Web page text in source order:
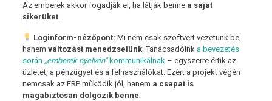
Az emberek akkor fogadják el, ha látják benne a saját
sikerüket.
Loginform-nézőpont: Mi nem csak szoftvert vezetünk be,
hanem változást menedzselünk. Tanácsadóink a bevezetés
során „emberek nyelvén”kommunikálnak– egyszerre értik az
üzletet, a pénzügyet és a felhasználókat. Ezért a projekt végén
nemcsak az ERP működik jól, hanem a csapat is
magabiztosan dolgozik benne.